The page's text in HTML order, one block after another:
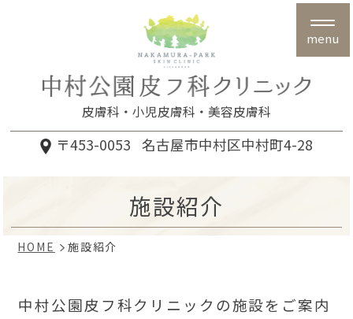
皮膚科 小児皮膚科 美容皮膚科
〒453-0053 名古屋市中村区中村町4-28
menu
施設紹介
HOME 施設紹介
中村公園皮フ科クリニックの施設をご案内